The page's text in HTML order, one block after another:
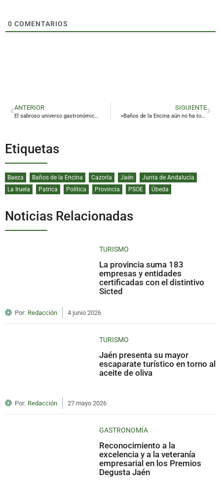
0 COMENTARIOS
ANTERIOR
El sabroso universo gastronómico de Los Sentidos alcanza la mayoría de edad
SIGUIENTE
«Baños de la Encina aún no ha tocado techo»
Etiquetas
Baeza Baños de la Encina Cazorla Jaén
Junta de Andalucía
La Iruela
Patrica Política Provincia PSOE Úbeda
Noticias Relacionadas
TURISMO
La provincia suma 183
empresas y entidades
certificadas con el distintivo
Sicted
Por: Redacción 4 junio 2026
TURISMO
Jaén presenta su mayor
escaparate turístico en torno al
aceite de oliva
Por: Redacción 27 mayo 2026
GASTRONOMÍA
Reconocimiento a la
excelencia y a la veteranía
empresarial en los Premios
Degusta Jaén